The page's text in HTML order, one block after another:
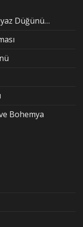
Düğünü…
Bohemya